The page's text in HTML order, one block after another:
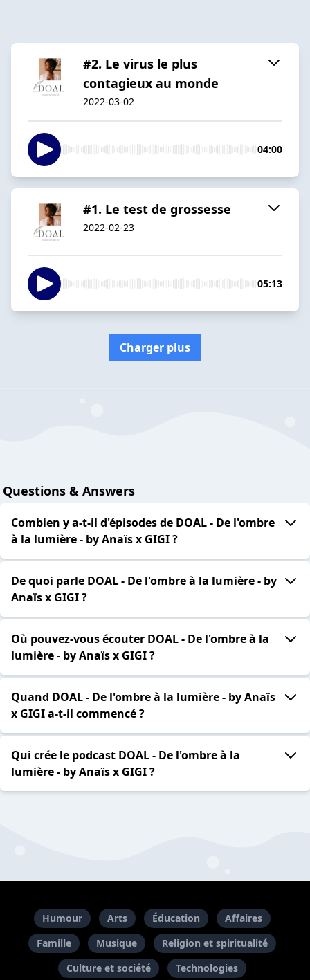
#2. Le virus le plus
contagieux au monde
2022-03-02
04:00
#1. Le test de grossesse
2022-02-23
05:13
Charger plus
Questions & Answers
Combien y a-t-il d'épisodes de DOAL - De l'ombre
à la lumière - by Anaïs x GIGI ?
De quoi parle DOAL - De l'ombre à la lumière - by
Anaïs x GIGI ?
Où pouvez-vous écouter DOAL - De l'ombre à la
lumière - by Anaïs x GIGI ?
Quand DOAL - De l'ombre à la lumière - by Anaïs
x GIGI a-t-il commencé ?
Qui crée le podcast DOAL - De l'ombre à la
lumière - by Anaïs x GIGI ?
Humour Arts Éducation
Affaires
Famille
Musique
Religion et spiritualité
Culture et société
Technologies